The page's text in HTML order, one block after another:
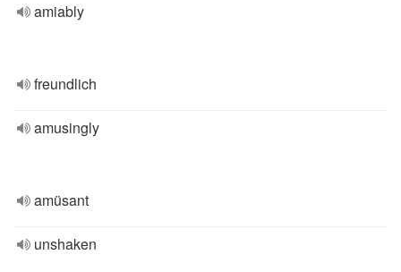
amiably
freundlich
amusingly
amüsant
unshaken